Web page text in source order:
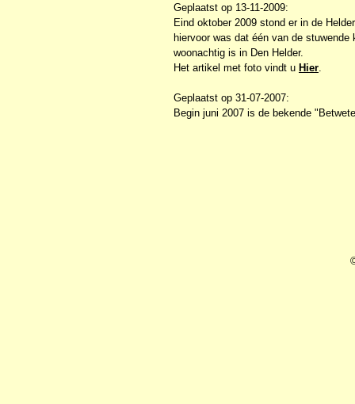
Geplaatst op 13-11-2009:
Eind oktober 2009 stond er in de
hiervoor was dat één van de
woonachtig is in Den Helder.
Het artikel met foto vindt u Hier
Geplaatst op 31-07-2007:
Begin juni 2007 is de bekende